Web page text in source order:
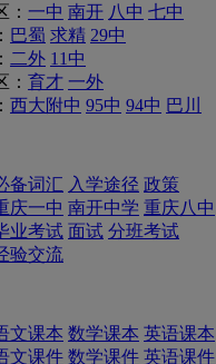
： 一中 南开 八中 七中
巴蜀 求精 29中
二外 11中
： 育才 一外
西大附中 95中 94中 巴川
备词汇 入学途径 政策
庆一中 南开中学 重庆八中
业考试 面试 分班考试
验交流
文课本 数学课本 英语课本
文课件 数学课件 英语课件